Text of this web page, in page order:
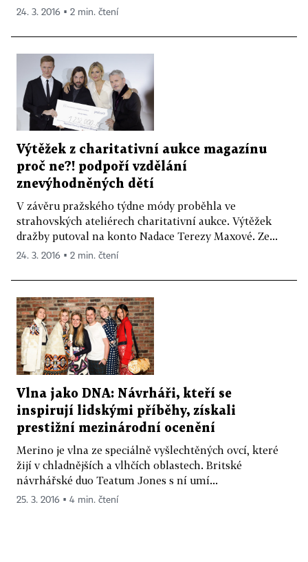
24. 3. 2016 ▪ 2 min. čtení
Výtěžek z charitativní aukce magazínu
proč ne?! podpoří vzdělání
znevýhodněných dětí
V závěru pražského týdne módy proběhla ve
strahovských ateliérech charitativní aukce. Výtěžek
dražby putoval na konto Nadace Terezy Maxové. Ze...
24. 3. 2016 ▪ 2 min. čtení
Vlna jako DNA: Návrháři, kteří se
inspirují lidskými příběhy, získali
prestižní mezinárodní ocenění
Merino je vlna ze speciálně vyšlechtěných ovcí, které
žijí v chladnějších a vlhčích oblastech. Britské
návrhářské duo Teatum Jones s ní umí...
25. 3. 2016 ▪ 4 min. čtení